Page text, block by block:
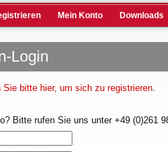
Mein Konto Downloads
Login
Sie bitte hier, um sich zu registrieren.
Bitte rufen Sie uns unter +49 (0)261